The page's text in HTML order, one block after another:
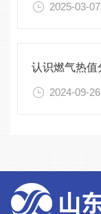
2025-03-07
2024-09-26